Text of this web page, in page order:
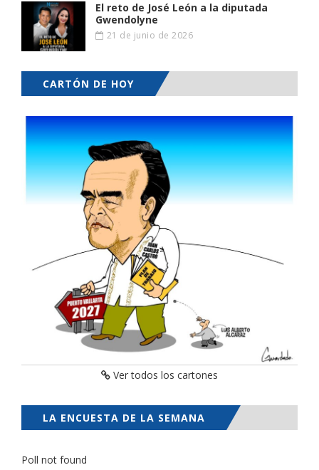
El reto de José León a la diputada
Gwendolyne
21 de junio de 2026
CARTÓN DE HOY
Ver todos los cartones
LA ENCUESTA DE LA SEMANA
Poll not found